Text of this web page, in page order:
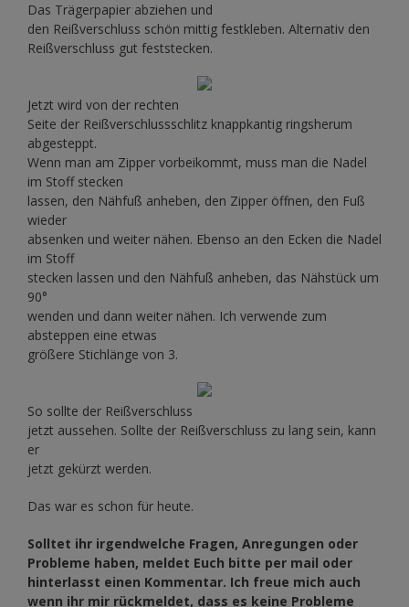
Das Trägerpapier abziehen und
den Reißverschluss schön mittig festkleben. Alternativ den
Reißverschluss gut feststecken.
Jetzt wird von der rechten
Seite der Reißverschlussschlitz knappkantig ringsherum
abgesteppt.
Wenn man am Zipper vorbeikommt, muss man die Nadel
im Stoff stecken
lassen, den Nähfuß anheben, den Zipper öffnen, den Fuß
wieder
absenken und weiter nähen. Ebenso an den Ecken die Nadel
im Stoff
stecken lassen und den Nähfuß anheben, das Nähstück um
90°
wenden und dann weiter nähen. Ich verwende zum
absteppen eine etwas
größere Stichlänge von 3.
So sollte der Reißverschluss
jetzt aussehen. Sollte der Reißverschluss zu lang sein, kann
er
jetzt gekürzt werden.
Das war es schon für heute.
Solltet ihr irgendwelche Fragen, Anregungen oder
Probleme haben, meldet Euch bitte per mail oder
hinterlasst einen Kommentar. Ich freue mich auch
wenn ihr mir rückmeldet, dass es keine Probleme